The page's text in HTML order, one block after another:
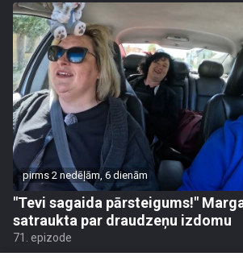
pirms 2 nedēļām, 6 dienām
"Tevi sagaida pārsteigums!"
satraukta par draudzeņu izdomu
71. epizode